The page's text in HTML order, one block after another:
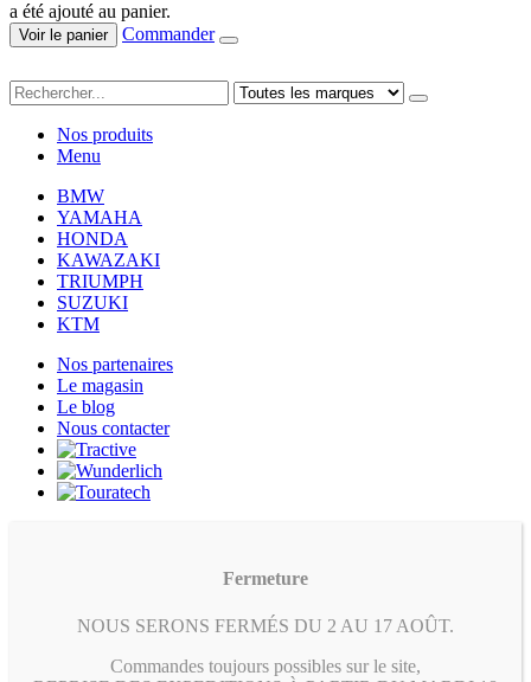
a été ajouté au panier.
Voir le panier Commander
Nos produits
Menu
BMW
YAMAHA
HONDA
KAWAZAKI
TRIUMPH
SUZUKI
KTM
Nos partenaires
Le magasin
Le blog
Nous contacter
Fermeture
NOUS SERONS FERMÉS DU 2 AU 17 AOÛT.
Commandes toujours possibles sur le site,